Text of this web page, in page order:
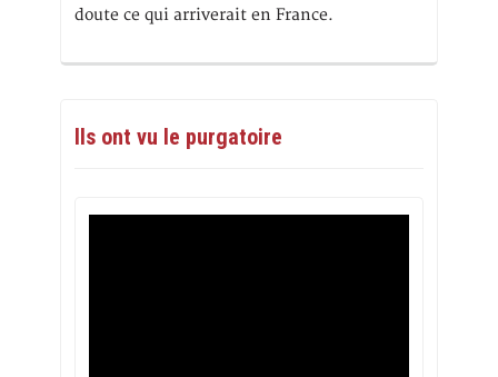
doute ce qui arriverait en France.
Ils ont vu le purgatoire